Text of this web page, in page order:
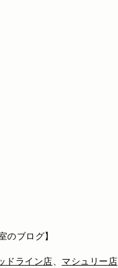
のブログ】
ドライン店、 マシュリー店